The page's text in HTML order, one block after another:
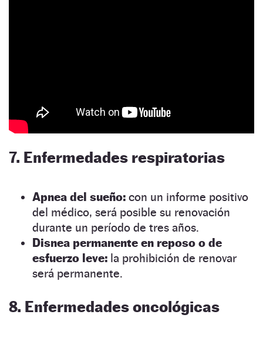
7. Enfermedades respiratorias
Apnea del sueño: con un informe positivo
del médico, será posible su renovación
durante un período de tres años.
Disnea permanente en reposo o de
esfuerzo leve: la prohibición de renovar
será permanente.
8. Enfermedades oncológicas